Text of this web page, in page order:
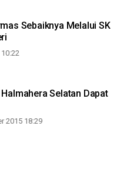
Sebaiknya Melalui SK
Selatan Dapat
2015 18:29